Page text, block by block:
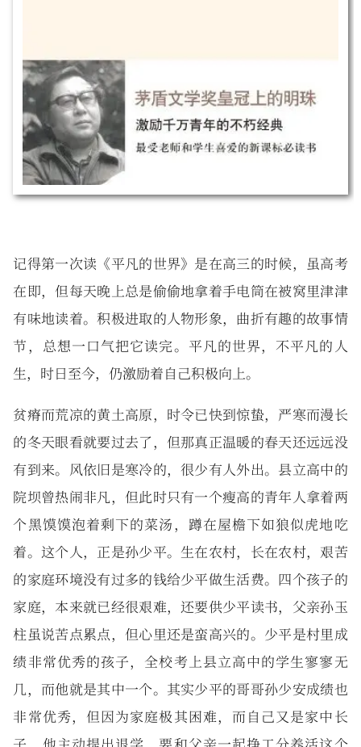
记得第一次读《平凡的世界》是在高三的时候，虽高考
在即，但每天晚上总是偷偷地拿着手电筒在被窝里津津
有味地读着。积极进取的人物形象，曲折有趣的故事情
节，总想一口气把它读完。平凡的世界，不平凡的人
生，时日至今，仍激励着自己积极向上。
贫瘠而荒凉的黄土高原，时令已快到惊蛰，严寒而漫长
的冬天眼看就要过去了，但那真正温暖的春天还远远没
有到来。风依旧是寒冷的，很少有人外出。县立高中的
院坝曾热闹非凡，但此时只有一个瘦高的青年人拿着两
个黑馍馍泡着剩下的菜汤，蹲在屋檐下如狼似虎地吃
着。这个人，正是孙少平。生在农村，长在农村，艰苦
的家庭环境没有过多的钱给少平做生活费。四个孩子的
家庭，本来就已经很艰难，还要供少平读书，父亲孙玉
柱虽说苦点累点，但心里还是蛮高兴的。少平是村里成
绩非常优秀的孩子，全校考上县立高中的学生寥寥无
几，而他就是其中一个。其实少平的哥哥孙少安成绩也
非常优秀，但因为家庭极其困难，而自己又是家中长